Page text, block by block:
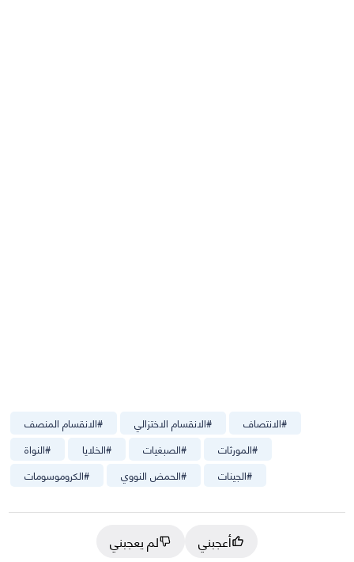
#الانقسام المنصف #الانقسام الاختزالي #الانتصاف
#النواة #الخلايا #الصبغيات #المورثات
#الكروموسومات #الحمض النووي #الجينات
أعجبني
لم يعجبني